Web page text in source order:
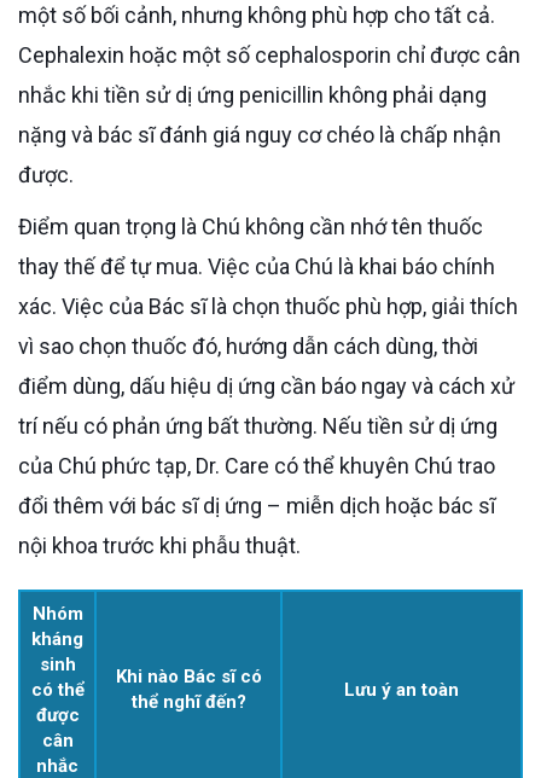
một số bối cảnh, nhưng không phù hợp cho tất cả.
Cephalexin hoặc một số cephalosporin chỉ được cân
nhắc khi tiền sử dị ứng penicillin không phải dạng
nặng và bác sĩ đánh giá nguy cơ chéo là chấp nhận
được.
Điểm quan trọng là Chú không cần nhớ tên thuốc
thay thế để tự mua. Việc của Chú là khai báo chính
xác. Việc của Bác sĩ là chọn thuốc phù hợp, giải thích
vì sao chọn thuốc đó, hướng dẫn cách dùng, thời
điểm dùng, dấu hiệu dị ứng cần báo ngay và cách xử
trí nếu có phản ứng bất thường. Nếu tiền sử dị ứng
của Chú phức tạp, Dr. Care có thể khuyên Chú trao
đổi thêm với bác sĩ dị ứng – miễn dịch hoặc bác sĩ
nội khoa trước khi phẫu thuật.
Nhóm
kháng
sinh
có thể
được
cân
nhắc
Khi nào Bác sĩ có
thể nghĩ đến?
Lưu ý an toàn